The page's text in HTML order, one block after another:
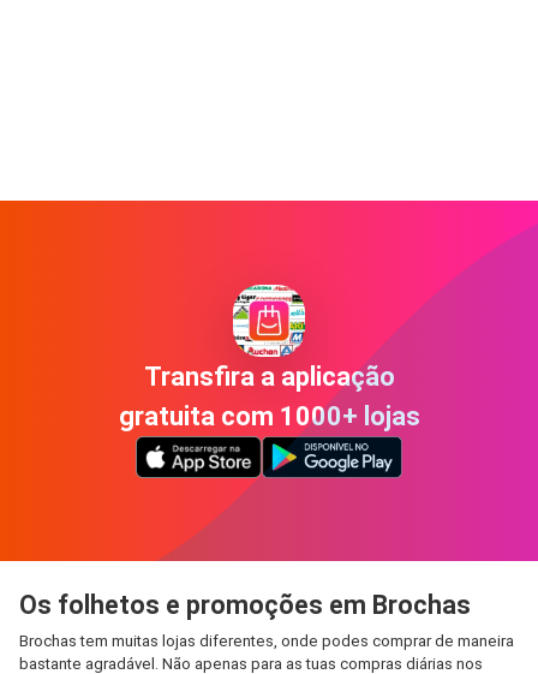
Transfira a aplicação
gratuita com 1000+ lojas
Os folhetos e promoções em Brochas
Brochas tem muitas lojas diferentes, onde podes comprar de maneira
bastante agradável. Não apenas para as tuas compras diárias nos